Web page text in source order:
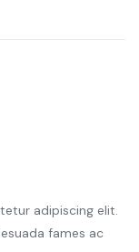
adipiscing elit.
fames ac